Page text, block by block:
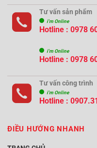
Tư vấn sản phẩm
i'm Online
Hotline : 0978
i'm Online
Hotline : 0978
Tư vấn công trình
i'm Online
Hotline :
ĐIỀU HƯỚNG NHANH